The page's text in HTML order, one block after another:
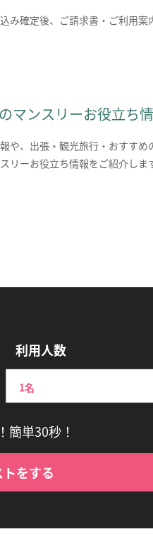
み確定後、ご請求書・ご利用案
マンスリーお役立ち
や、出張・観光旅行・おすすめ
リーお役立ち情報をご紹介しま
利用人数
簡単30秒！
をする